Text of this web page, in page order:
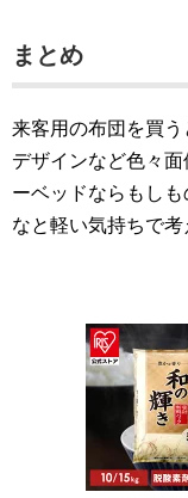
まとめ
来客用の布団を買う
デザインなど色々
ーベッドならもし
なと軽い気持ちで考